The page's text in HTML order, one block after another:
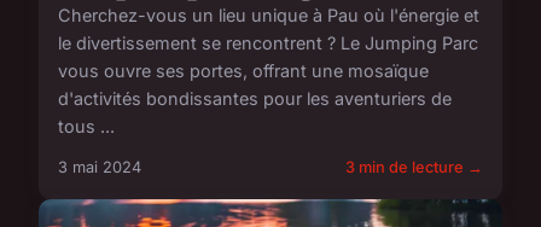
Cherchez-vous un lieu unique à Pau où l'énergie et
le divertissement se rencontrent ? Le Jumping Parc
vous ouvre ses portes, offrant une mosaïque
d'activités bondissantes pour les aventuriers de
tous ...
3 mai 2024 3 min de lecture →